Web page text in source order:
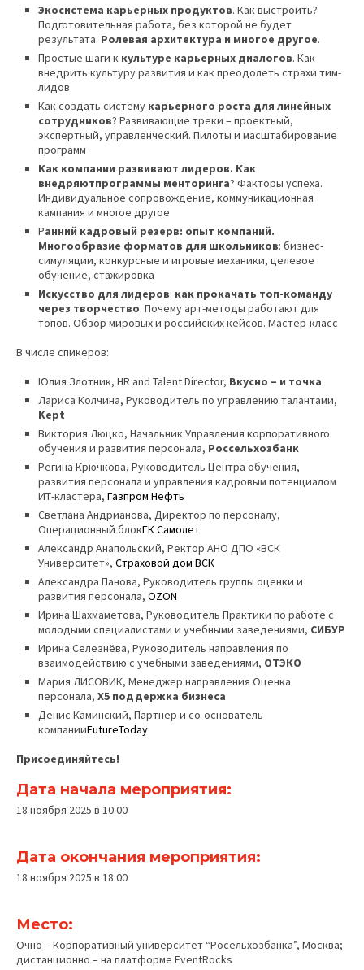
Экосистема карьерных продуктов. Как выстроить?
Подготовительная работа, без которой не будет
результата. Ролевая архитектура и многое другое.
Простые шаги к культуре карьерных диалогов. Как
внедрить культуру развития и как преодолеть страхи тим-
лидов
Как создать систему карьерного роста для линейных
сотрудников? Развивающие треки – проектный,
экспертный, управленческий. Пилоты и масштабирование
программ
Как компании развивают лидеров. Как
внедряютпрограммы менторинга? Факторы успеха.
Индивидуальное сопровождение, коммуникационная
кампания и многое другое
Ранний кадровый резерв: опыт компаний.
Многообразие форматов для школьников: бизнес-
симуляции, конкурсные и игровые механики, целевое
обучение, стажировка
Искусство для лидеров: как прокачать топ-команду
через творчество. Почему арт-методы работают для
топов. Обзор мировых и российских кейсов. Мастер-класс
В числе спикеров:
Юлия Злотник, HR and Talent Director, Вкусно – и точка
Лариса Колчина, Руководитель по управлению талантами,
Kept
Виктория Люцко, Начальник Управления корпоративного
обучения и развития персонала, Россельхозбанк
Регина Крючкова, Руководитель Центра обучения,
развития персонала и управления кадровым потенциалом
ИТ-кластера, Газпром Нефть
Светлана Андрианова, Директор по персоналу,
Операционный блокГК Самолет
Александр Анапольский, Ректор АНО ДПО «ВСК
Университет», Страховой дом ВСК
Александра Панова, Руководитель группы оценки и
развития персонала, OZON
Ирина Шахмаметова, Руководитель Практики по работе с
молодыми специалистами и учебными заведениями, СИБУР
Ирина Селезнёва, Руководитель направления по
взаимодействию с учебными заведениями, ОТЭКО
Мария ЛИСОВИК, Менеджер направления Оценка
персонала, X5 поддержка бизнеса
Денис Каминский, Партнер и со-основатель
компанииFutureToday
Присоединяйтесь!
Дата начала мероприятия:
18 ноября 2025 в 10:00
Дата окончания мероприятия:
18 ноября 2025 в 18:00
Место:
Очно – Корпоративный университет “Росельхозбанка”, Москва;
дистанционно – на платформе EventRocks